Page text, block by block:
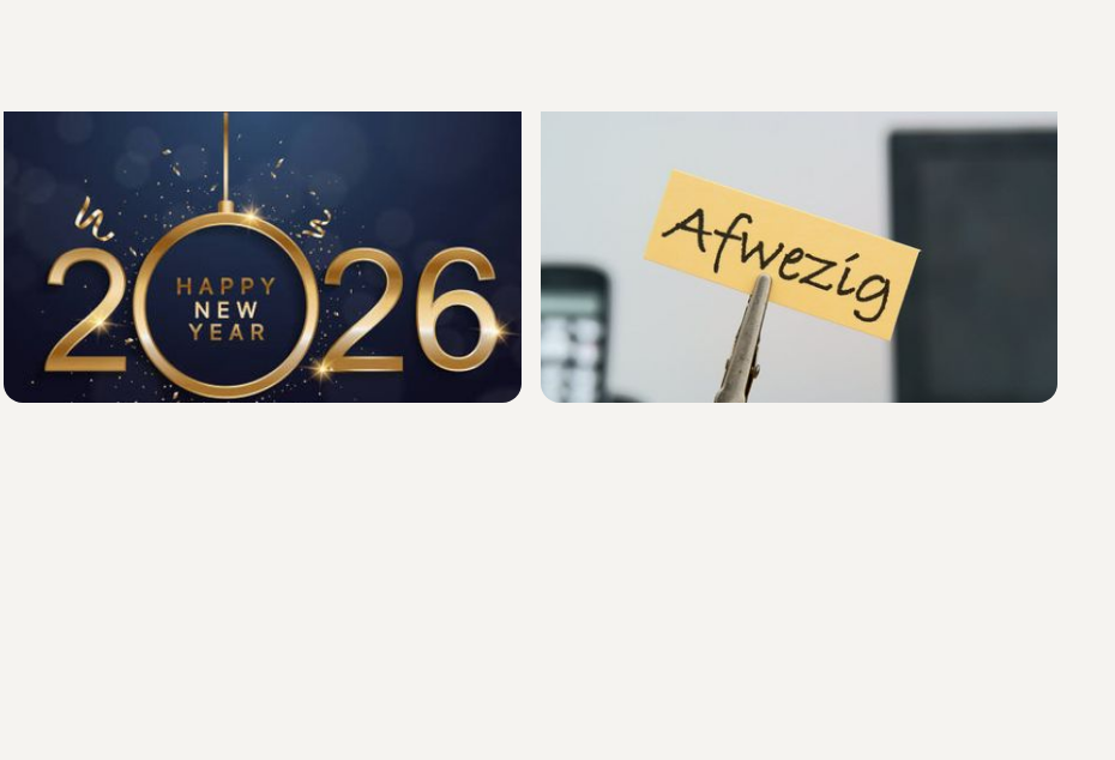
Praktijknieuws
Bereikbaarheid tijdens de
feestdagen
Bereikbaarheid
Lees het nieuwsbericht
Afwezigheid artsen
Lees het nieuwsbericht